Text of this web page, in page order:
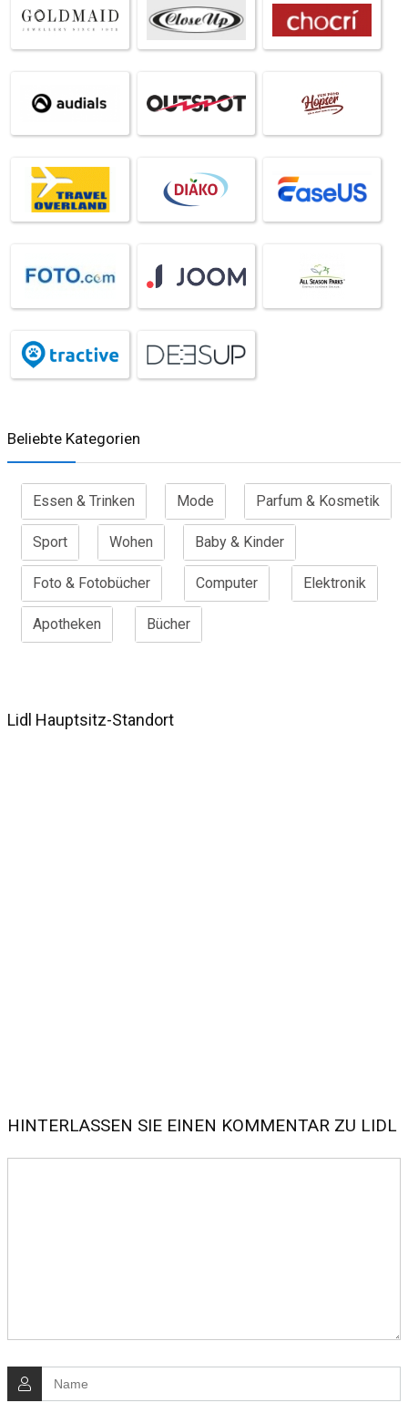
Beliebte Kategorien
Essen & Trinken Mode Parfum & Kosmetik
Sport Wohen Baby & Kinder
Foto & Fotobücher Computer Elektronik
Apotheken Bücher
Lidl Hauptsitz-Standort
HINTERLASSEN SIE EINEN KOMMENTAR ZU LIDL